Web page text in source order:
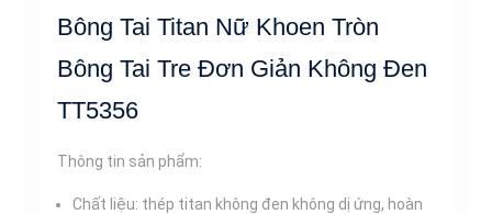
Giản
Không
TT5356
lượng
Bông Tai Titan Nữ Khoen Tròn
Bông Tai Tre Đơn Giản Không Đen
TT5356
Thông tin sản phẩm:
Chất liệu: thép titan không đen không dị ứng, hoàn